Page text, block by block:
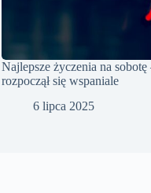
Najlepsze życzenia na
rozpoczął się wspaniale
6 lipca 2025